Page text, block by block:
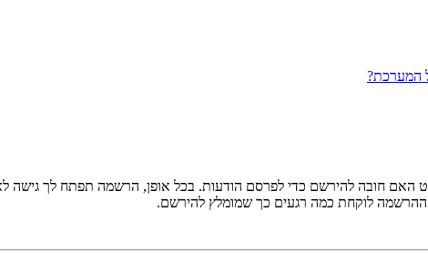
המערכת?
חובה להירשם כדי לפרסם הודעות. בכל אופן, הרשמה תפתח לך גישה
ההרשמה לוקחת כמה רגעים כך שמומלץ להירשם.